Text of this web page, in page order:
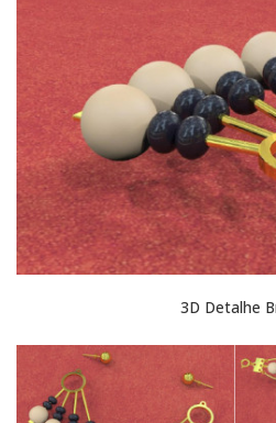
3D Detalhe